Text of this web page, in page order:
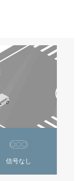
信号なし